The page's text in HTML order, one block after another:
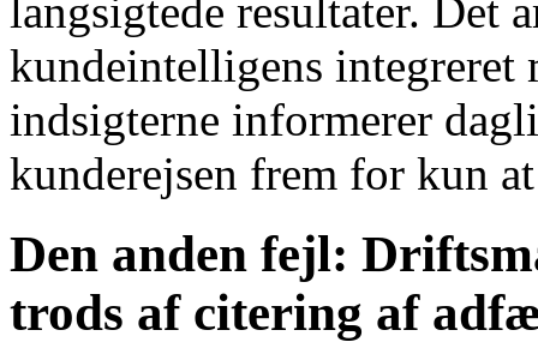
langsigtede resultater. Det
kundeintelligens integreret
indsigterne informerer
kunderejsen frem for kun
Den anden fejl:
trods af citering af